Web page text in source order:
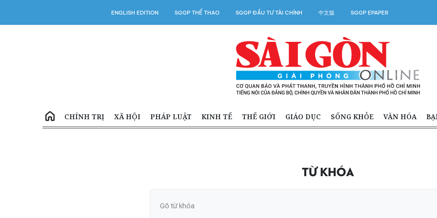
ENGLISH EDITION SGGP THỂ THAO SGGP ĐẦU TƯ TÀI CHÍNH 中文版 SGGP EPAPER
CHÍNH TRỊ XÃ HỘI PHÁP LUẬT KINH TẾ THẾ GIỚI GIÁO DỤC SỐNG KHỎE VĂN HÓA
TỪ KHÓA